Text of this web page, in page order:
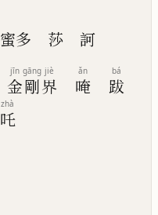
蜜多 莎 訶
金
jīn
剛
gāng
界
jiè
唵
ǎn
跋
bá
吒
zhà